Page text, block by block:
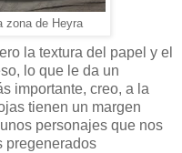
zona de Heyra
la textura del papel y el
lo que le da un
importante, creo, a la
tienen un margen
personajes que nos
pregenerados